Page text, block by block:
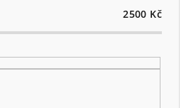
2500 Kč